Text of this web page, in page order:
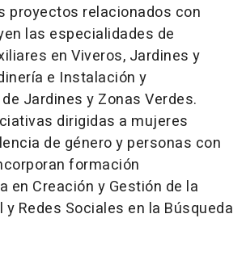
proyectos relacionados con
las especialidades de
en Viveros, Jardines y
e Instalación y
Jardines y Zonas Verdes.
dirigidas a mujeres
de género y personas con
formación
en Creación y Gestión de la
y Redes Sociales en la Búsqueda